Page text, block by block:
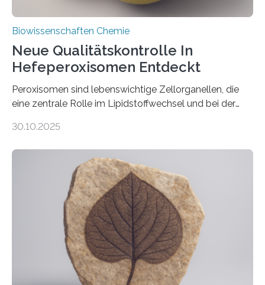
Biowissenschaften Chemie
Neue Qualitätskontrolle In
Hefeperoxisomen Entdeckt
Peroxisomen sind lebenswichtige Zellorganellen, die
eine zentrale Rolle im Lipidstoffwechsel und bei der
erfüllen können, müssen zahlreiche Enzyme präzise in
der Ruhr-Universität Bochum um Prof. Dr. Ralf Erdmann
und Dr. Ismaila Francis Yusuf hat nun einen bislang
unbekannten Qualitätskontrollmechanismus des
peroxisomalen Proteintransports in der Bäckerhefe
Saccharomyces cerevisiae entdeckt, der für die
Funktionsfähigkeit der Organellen entscheidend ist. Die
Studie wurde am 28. Oktober 2025 in der
Fachzeitschrift…
30.10.2025